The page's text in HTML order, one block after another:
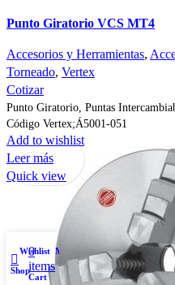
Punto Giratorio VCS MT4
Accesorios y Herramientas,
Torneado, Vertex
Cotizar
Punto Giratorio, Puntas
Código Vertex;Á5001-051
Add to wishlist
Leer más
Quick view
Shop
Wishlist
0
items
Cart
My account